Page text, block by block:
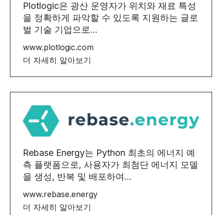
Plotlogic은 광산 운영자가 위치와 재료 특성
을 정확하게 파악할 수 있도록 지원하는 글로
벌 기술 기업으로...
www.plotlogic.com
더 자세히 알아보기
Rebase Energy는 Python 최초의 에너지 예
측 플랫폼으로, 사용자가 최첨단 에너지 모델
을 생성, 반복 및 배포하여...
www.rebase.energy
더 자세히 알아보기